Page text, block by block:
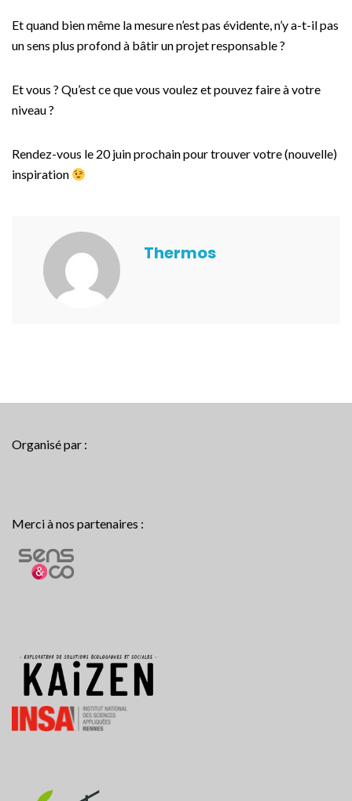
Et quand bien même la mesure n’est pas évidente, n’y a-t-il pas
un sens plus profond à bâtir un projet responsable ?
Et vous ? Qu’est ce que vous voulez et pouvez faire à votre
niveau ?
Rendez-vous le 20 juin prochain pour trouver votre (nouvelle)
inspiration
Thermos
Organisé par :
Merci à nos partenaires :